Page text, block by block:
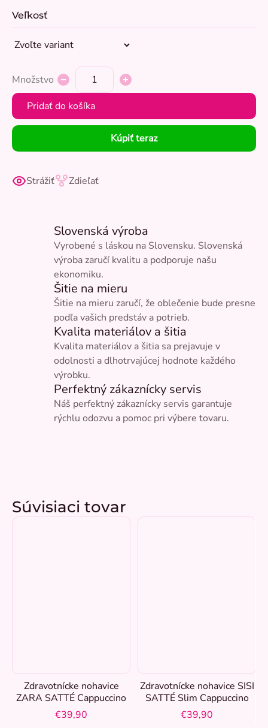
Veľkosť
Množstvo
Pridať do košíka
Kúpiť teraz
Strážiť Zdieľať
Slovenská výroba
Vyrobené s láskou na Slovensku. Slovenská
výroba zaručí kvalitu a podporuje našu
ekonomiku.
Šitie na mieru
Šitie na mieru zaručí, že oblečenie bude presne
podľa vašich predstáv a potrieb.
Kvalita materiálov a šitia
Kvalita materiálov a šitia sa prejavuje v
odolnosti a dlhotrvajúcej hodnote každého
výrobku.
Perfektný zákaznícky servis
Náš perfektný zákaznícky servis garantuje
rýchlu odozvu a pomoc pri výbere tovaru.
Súvisiaci tovar
Zdravotnícke nohavice
ZARA SATTÉ Cappuccino
€39,90
Zdravotnícke nohavice SISI
SATTÉ Slim Cappuccino
€39,90